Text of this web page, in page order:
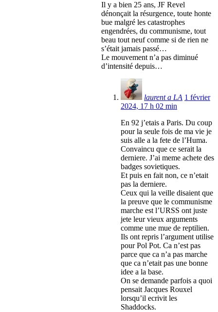
Il y a bien 25 ans, JF Revel
dénonçait la résurgence, toute honte
bue malgré les catastrophes
engendrées, du communisme, tout
beau tout neuf comme si de rien ne
s’était jamais passé…
Le mouvement n’a pas diminué
d’intensité depuis…
laurent a LA 1 février
2024, 17 h 02 min
En 92 j’etais a Paris. Du coup
pour la seule fois de ma vie je
suis alle a la fete de l’Huma.
Convaincu que ce serait la
derniere. J’ai meme achete des
badges sovietiques.
Et puis en fait non, ce n’etait
pas la derniere.
Ceux qui la veille disaient que
la preuve que le communisme
marche est l’URSS ont juste
jete leur vieux arguments
comme une mue de reptilien.
Ils ont repris l’argument utilise
pour Pol Pot. Ca n’est pas
parce que ca n’a pas marche
que ca n’etait pas une bonne
idee a la base.
On se demande parfois a quoi
pensait Jacques Rouxel
lorsqu’il ecrivit les
Shaddocks.